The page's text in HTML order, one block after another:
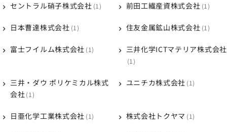
セントラル硝子株式会社 1 前田工繊産資株式会社 1
日本曹達株式会社 1 住友金属鉱山株式会社 1
富士フイルム株式会社 1 三井化学ICTマテリア株式会社
1
三井・ダウ ポリケミカル株式
会社 1
ユニチカ株式会社 1
日亜化学工業株式会社 1 株式会社トクヤマ 1